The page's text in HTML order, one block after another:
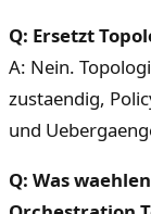
Q: Ersetzt
A: Nein.
zustaendig,
und
Q: Was